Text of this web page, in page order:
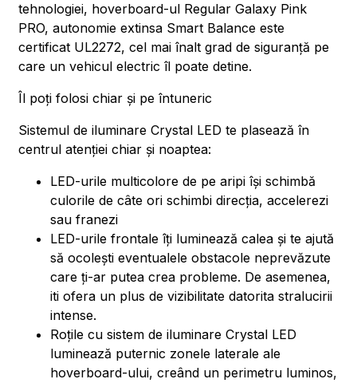
tehnologiei, hoverboard-ul Regular Galaxy Pink
PRO, autonomie extinsa Smart Balance este
certificat UL2272, cel mai înalt grad de siguranță pe
care un vehicul electric îl poate detine.
Îl poți folosi chiar și pe întuneric
Sistemul de iluminare Crystal LED te plasează în
centrul atenției chiar și noaptea:
LED-urile multicolore de pe aripi își schimbă
culorile de câte ori schimbi direcția, accelerezi
sau franezi
LED-urile frontale îți luminează calea și te ajută
să ocolești eventualele obstacole neprevăzute
care ți-ar putea crea probleme. De asemenea,
iti ofera un plus de vizibilitate datorita stralucirii
intense.
Roțile cu sistem de iluminare Crystal LED
luminează puternic zonele laterale ale
hoverboard-ului, creând un perimetru luminos,